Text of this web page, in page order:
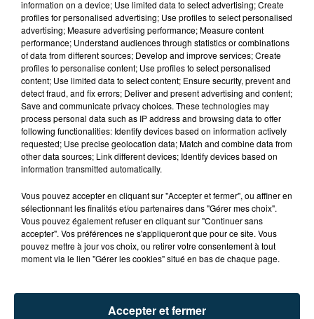
FOREZTIVAL : DROGUÉ ET TENANT DES
PROPOS DÉPLACÉS, UN FESTIVALIER A...
information on a device; Use limited data to select advertising; Create
profiles for personalised advertising; Use profiles to select personalised
advertising; Measure advertising performance; Measure content
performance; Understand audiences through statistics or combinations
of data from different sources; Develop and improve services; Create
profiles to personalise content; Use profiles to select personalised
content; Use limited data to select content; Ensure security, prevent and
detect fraud, and fix errors; Deliver and present advertising and content;
Save and communicate privacy choices. These technologies may
process personal data such as IP address and browsing data to offer
following functionalities: Identify devices based on information actively
requested; Use precise geolocation data; Match and combine data from
other data sources; Link different devices; Identify devices based on
information transmitted automatically.
Vous pouvez accepter en cliquant sur "Accepter et fermer", ou affiner en
sélectionnant les finalités et/ou partenaires dans "Gérer mes choix".
Vous pouvez également refuser en cliquant sur "Continuer sans
accepter". Vos préférences ne s'appliqueront que pour ce site. Vous
pouvez mettre à jour vos choix, ou retirer votre consentement à tout
moment via le lien "Gérer les cookies" situé en bas de chaque page.
Accepter et fermer